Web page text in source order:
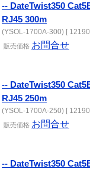
-- DateTwist350
RJ45 300m
(YSOL-1700A-300) [
販売価格 お問合せ
-- DateTwist350
RJ45 250m
(YSOL-1700A-250) [
販売価格 お問合せ
-- DateTwist350